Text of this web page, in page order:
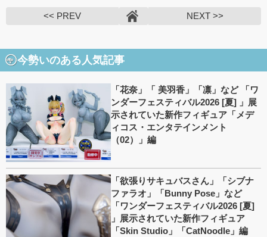
<< PREV NEXT >>
今勢いのある人気記事
「花奈」「 美羽香」「凛」など 「ワ
ンダーフェスティバル2026 [夏] 」展
示されていた新作フィギュア「メデ
ィコス・エンタテインメント
（02）」編
「欲張りサキュバスさん」「シブナ
ファラオ」「Bunny Pose」など
「ワンダーフェスティバル2026 [夏]
」展示されていた新作フィギュア
「Skin Studio」「CatNoodle」編